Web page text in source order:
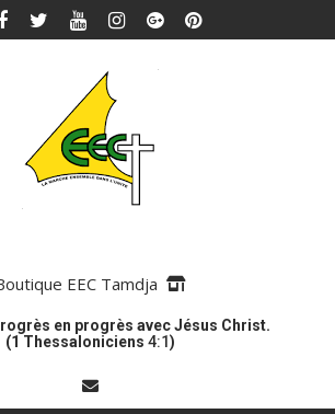
EEC Tamdja
en progrès avec Jésus Christ.
(1 Thessaloniciens 4:1)